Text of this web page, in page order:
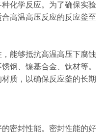
化学反应。为了确保实验
高温高压反应的反应釜至
能够抵抗高温高压下腐蚀
钢、镍基合金、钛材等。
质，以确保反应釜的长期
密封性能。密封性能的好